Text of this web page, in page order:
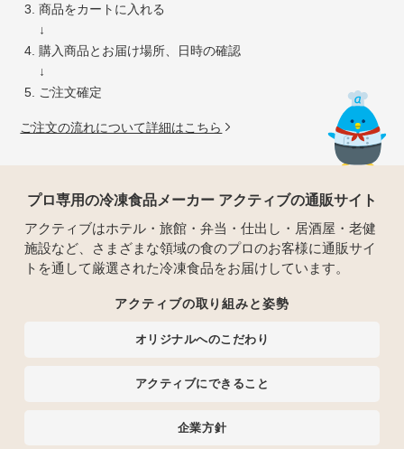
商品をカートに入れる
↓
購入商品とお届け場所、日時の確認
↓
ご注文確定
ご注文の流れについて詳細はこちら
プロ専用の冷凍食品メーカー アクティブの通販サイト
アクティブはホテル・旅館・弁当・仕出し・居酒屋・老健
施設など、さまざまな領域の食のプロのお客様に通販サイ
トを通して厳選された冷凍食品をお届けしています。
アクティブの取り組みと姿勢
オリジナルへのこだわり
アクティブにできること
企業方針